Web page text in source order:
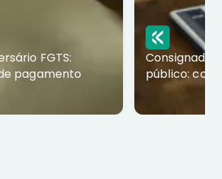
FGTS:
pagamento
Consignado
público: